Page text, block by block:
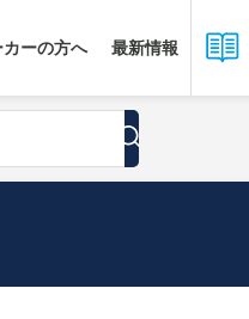
ーの方へ 最新情報